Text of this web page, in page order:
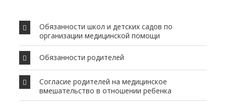
Обязанности школ и детских садов по
организации медицинской помощи
Обязанности родителей
Согласие родителей на медицинское
вмешательство в отношении ребенка